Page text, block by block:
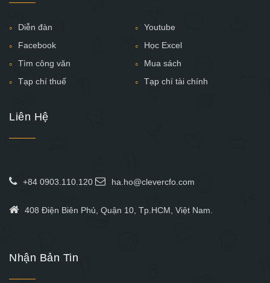
Diễn đàn
Youtube
Facebook
Học Excel
Tìm công văn
Mua sách
Tạp chí thuế
Tạp chí tài chính
Liên Hệ
+84 0903.110.120 ha.ho@clevercfo.com
408 Điện Biên Phủ, Quận 10, Tp.HCM, Việt Nam.
Nhận Bản Tin